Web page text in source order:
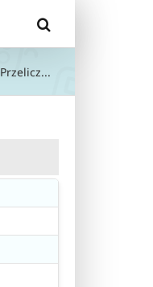
Przelicz...